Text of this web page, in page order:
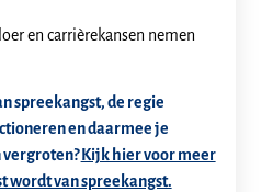
en carrièrekansen nemen
spreekangst, de regie
en daarmee je
Kijk hier voor meer
wordt van spreekangst.